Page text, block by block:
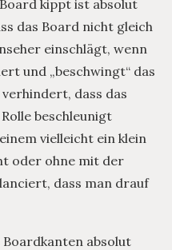
kippt ist absolut
das Board nicht gleich
einschlägt, wenn
und „beschwingt“ das
dass das
beschleunigt
vielleicht ein klein
oder ohne mit der
dass man drauf
Boardkanten absolut